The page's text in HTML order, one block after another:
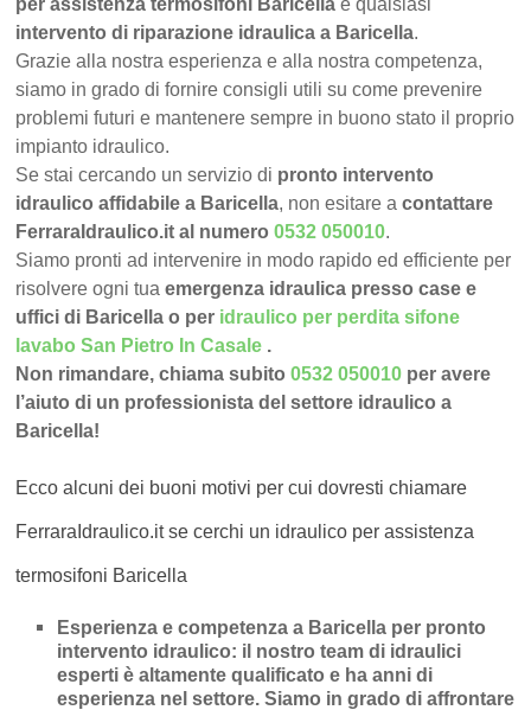
per assistenza termosifoni Baricella e qualsiasi
intervento di riparazione idraulica a Baricella.
Grazie alla nostra esperienza e alla nostra competenza,
siamo in grado di fornire consigli utili su come prevenire
problemi futuri e mantenere sempre in buono stato il proprio
impianto idraulico.
Se stai cercando un servizio di pronto intervento
idraulico affidabile a Baricella, non esitare acontattare
FerraraIdraulico.it al numero0532 050010.
Siamo pronti ad intervenire in modo rapido ed efficiente per
risolvere ogni tuaemergenza idraulica presso case e
uffici di Baricella o per idraulico per perdita sifone
lavabo San Pietro In Casale .
Non rimandare, chiama subito0532 050010 per avere
l’aiuto di un professionista del settore idraulico a
Baricella!
Ecco alcuni dei buoni motivi per cui dovresti chiamare
FerraraIdraulico.it se cerchi un idraulico per assistenza
termosifoni Baricella
Esperienza e competenza a Baricella per pronto
intervento idraulico: il nostro team di idraulici
esperti è altamente qualificato e ha anni di
esperienza nel settore. Siamo in grado di affrontare